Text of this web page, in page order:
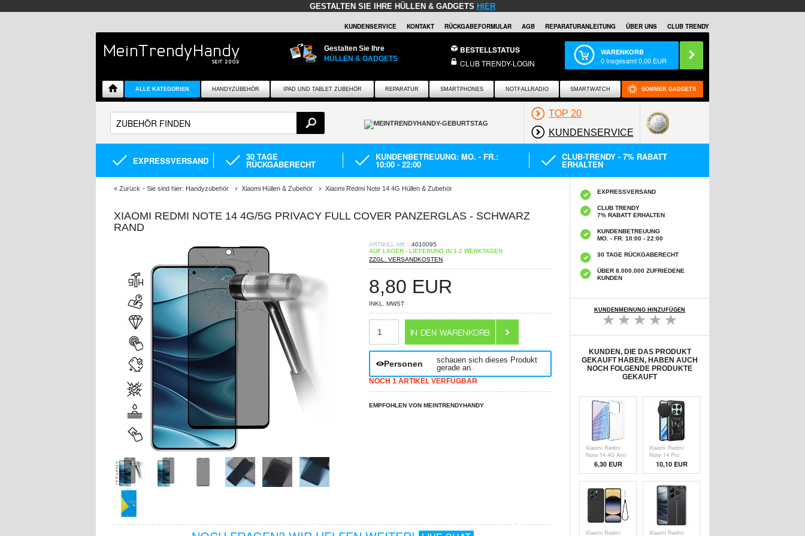
GESTALTEN SIE IHRE HÜLLEN & GADGETS HIER
KUNDENSERVICE KONTAKT RÜCKGABEFORMULAR AGB REPARATURANLEITUNG ÜBER UNS CLUB TRENDY
Gestalten Sie Ihre
HÜLLEN & GADGETS
BESTELLSTATUS
CLUB TRENDY-LOGIN
WARENKORB
0 Insgesamt0,00 EUR
ALLE KATEGORIEN HANDYZUBEHÖR IPAD UND TABLET ZUBEHÖR REPARATUR SMARTPHONES NOTFALLRADIO SMARTWATCH SOMMER GADGETS
TOP 20
KUNDENSERVICE
EXPRESSVERSAND 30 TAGE
RÜCKGABERECHT
KUNDENBETREUUNG: MO. - FR.:
10:00 - 22:00
CLUB-TRENDY - 7% RABATT
ERHALTEN
« Zurück - Sie sind hier: Handyzubehör Xiaomi Hüllen & Zubehör Xiaomi Redmi Note 14 4G Hüllen & Zubehör
XIAOMI REDMI NOTE 14 4G/5G PRIVACY FULL COVER PANZERGLAS - SCHWARZ
RAND
ARTIKEL-NR.: 4010095
AUF LAGER - LIEFERUNG IN 1-2 WERKTAGEN
ZZGL. VERSANDKOSTEN
8,80 EUR
INKL. MWST
Personen
schauen sich dieses Produkt
gerade an.
NOCH 1 ARTIKEL VERFÜGBAR
EMPFOHLEN VON MEINTRENDYHANDY
EXPRESSVERSAND
CLUB TRENDY
7% RABATT ERHALTEN
KUNDENBETREUUNG
MO. - FR. 10:00 - 22:00
30 TAGE RÜCKGABERECHT
ÜBER 8.000.000 ZUFRIEDENE
KUNDEN
KUNDENMEINUNG HINZUFÜGEN
KUNDEN, DIE DAS PRODUKT
GEKAUFT HABEN, HABEN AUCH
NOCH FOLGENDE PRODUKTE
GEKAUFT
Xiaomi Redmi
Note 14 4G Anti-
Rutsch TPU
Hülle -
Durchsichtig
6,30 EUR
Xiaomi Redmi
Note 14 Pro
5G/Poco X7
Drehring-Hybrid
Hülle mit
Kameraschutz -
Schwarz
10,10 EUR
Xiaomi Redmi
Xiaomi Redmi